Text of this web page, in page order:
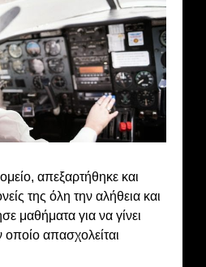
απεξαρτήθηκε και
της όλη την αλήθεια και
μαθήματα για να γίνει
οποίο απασχολείται